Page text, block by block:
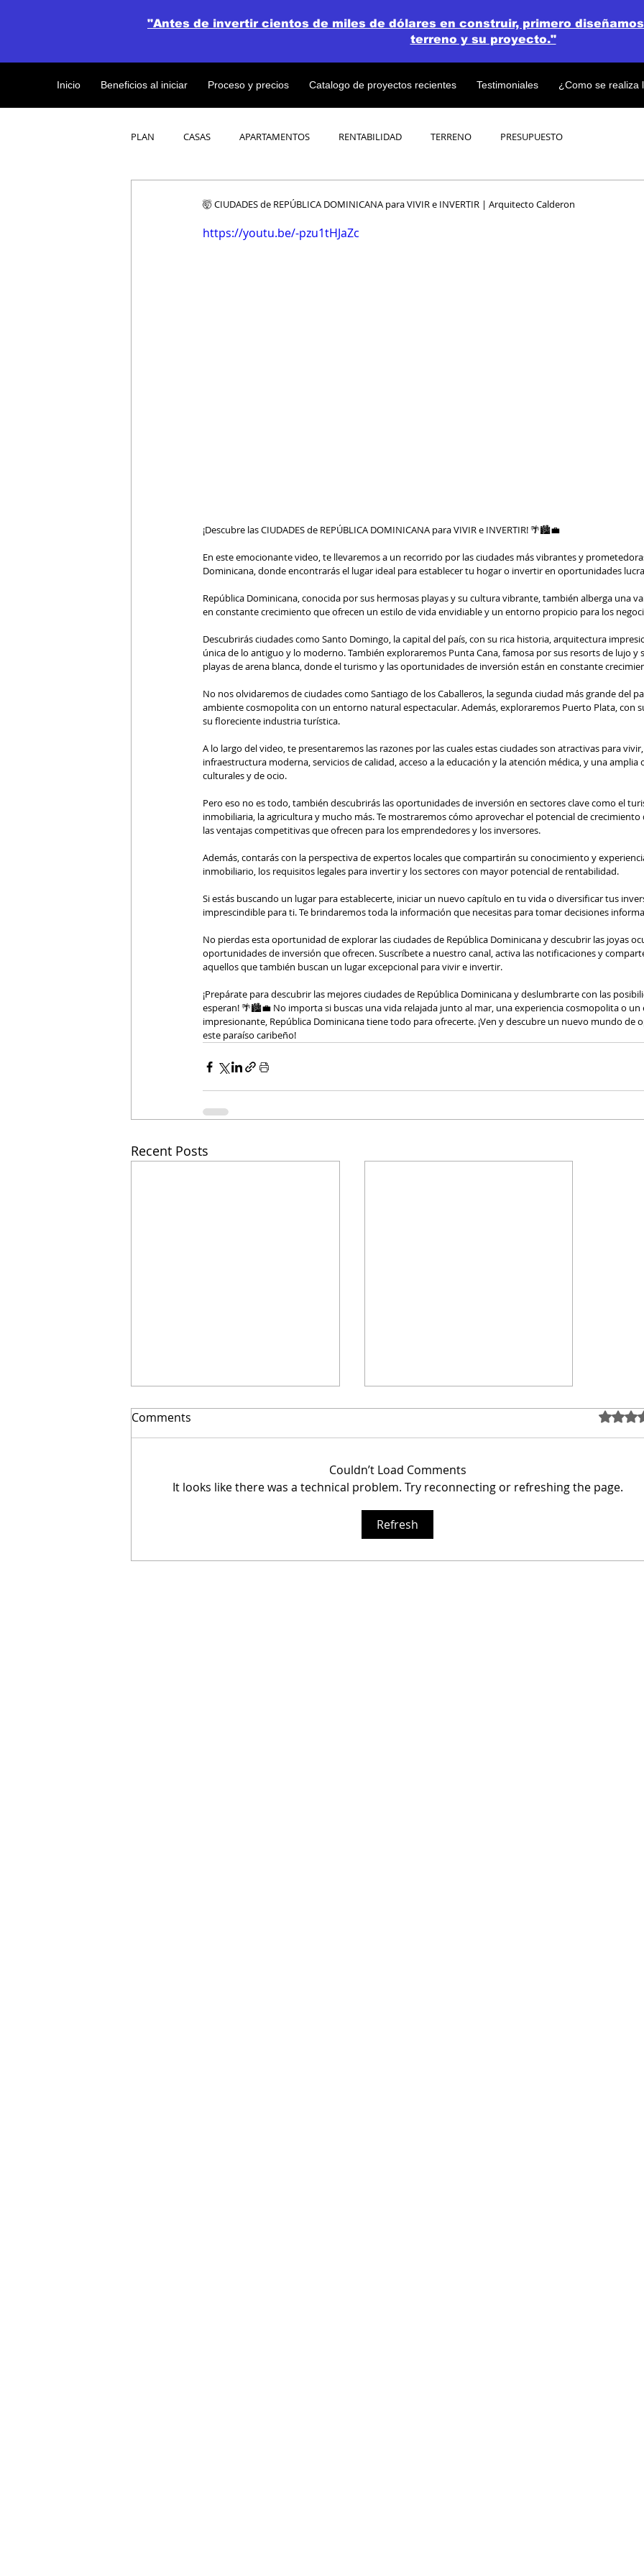
Inicio Beneficios al iniciar Proceso y precios Catalogo de proyectos recientes Testimoniales ¿Como se realiza
"Antes de invertir cientos de miles de dólares en construir, primero
terreno y su proyecto."
PLAN CASAS APARTAMENTOS RENTABILIDAD TERRENO PRESUPUESTO
🤯 CIUDADES de REPÚBLICA DOMINICANA para VIVIR e INVERTIR | Arquitecto Calderon
https://youtu.be/-pzu1tHJaZc
¡Descubre las CIUDADES de REPÚBLICA DOMINICANA para VIVIR e INVERTIR! 🌴🏙💼
En este emocionante video, te llevaremos a un recorrido por las ciudades más vibrantes y
Dominicana, donde encontrarás el lugar ideal para establecer tu hogar o invertir en oportunidades
República Dominicana, conocida por sus hermosas playas y su cultura vibrante, también alberga una
en constante crecimiento que ofrecen un estilo de vida envidiable y un entorno propicio para los
Descubrirás ciudades como Santo Domingo, la capital del país, con su rica historia, arquitectura
única de lo antiguo y lo moderno. También exploraremos Punta Cana, famosa por sus resorts de lujo y
playas de arena blanca, donde el turismo y las oportunidades de inversión están en constante
No nos olvidaremos de ciudades como Santiago de los Caballeros, la segunda ciudad más grande del
ambiente cosmopolita con un entorno natural espectacular. Además, exploraremos Puerto Plata, con
su floreciente industria turística.
A lo largo del video, te presentaremos las razones por las cuales estas ciudades son atractivas para
infraestructura moderna, servicios de calidad, acceso a la educación y la atención médica, y una amplia
culturales y de ocio.
Pero eso no es todo, también descubrirás las oportunidades de inversión en sectores clave como el
inmobiliaria, la agricultura y mucho más. Te mostraremos cómo aprovechar el potencial de crecimiento
las ventajas competitivas que ofrecen para los emprendedores y los inversores.
Además, contarás con la perspectiva de expertos locales que compartirán su conocimiento y
inmobiliario, los requisitos legales para invertir y los sectores con mayor potencial de rentabilidad.
Si estás buscando un lugar para establecerte, iniciar un nuevo capítulo en tu vida o diversificar tus
imprescindible para ti. Te brindaremos toda la información que necesitas para tomar decisiones
No pierdas esta oportunidad de explorar las ciudades de República Dominicana y descubrir las joyas
oportunidades de inversión que ofrecen. Suscríbete a nuestro canal, activa las notificaciones y
aquellos que también buscan un lugar excepcional para vivir e invertir.
¡Prepárate para descubrir las mejores ciudades de República Dominicana y deslumbrarte con las
esperan! 🌴🏙💼 No importa si buscas una vida relajada junto al mar, una experiencia cosmopolita o
impresionante, República Dominicana tiene todo para ofrecerte. ¡Ven y descubre un nuevo mundo de
este paraíso caribeño!
Recent Posts
El secreto para ahorrar
👋 Hola, soy el arquitecto
Comments Rated 0
Couldn’t Load Comments
It looks like there was a technical problem. Try reconnecting or refreshing the page.
Refresh